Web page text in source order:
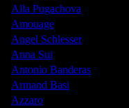
Alla Pugachova
Amouage
Angel Schlesser
Anna Sui
Antonio Banderas
Armand Basi
Azzaro